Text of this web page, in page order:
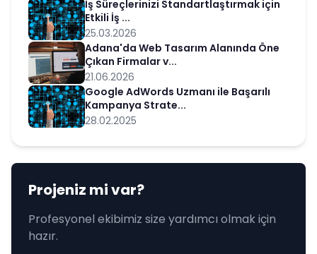
İş Süreçlerinizi Standartlaştırmak için
Etkili İş ...
25.03.2026
Adana'da Web Tasarım Alanında Öne
Çıkan Firmalar v...
21.06.2026
Google AdWords Uzmanı ile Başarılı
Kampanya Strate...
28.02.2025
Projeniz mi var?
Profesyonel ekibimiz size yardımcı olmak için
hazır.